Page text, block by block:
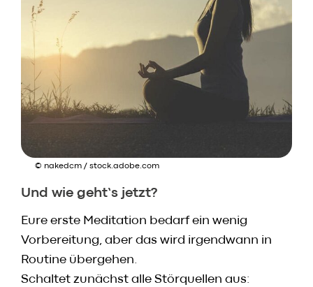
© nakedcm / stock.adobe.com
Und wie geht’s jetzt?
Eure erste Meditation bedarf ein wenig
Vorbereitung, aber das wird irgendwann in
Routine übergehen.
Schaltet zunächst alle Störquellen aus: